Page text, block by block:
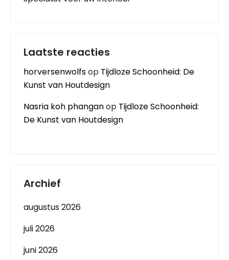
Laatste reacties
horversenwolfsop Tijdloze Schoonheid: De
Kunst van Houtdesign
Nasria koh phanganop Tijdloze Schoonheid:
De Kunst van Houtdesign
Archief
augustus 2026
juli 2026
juni 2026